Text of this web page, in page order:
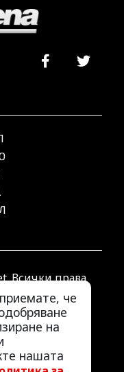
че
на
нашата
Всички права